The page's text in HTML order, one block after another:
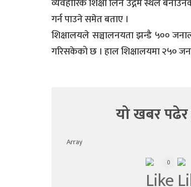
व्यवहारिक शिक्षा लिने उद्गम स्थल
गर्न पाउने समेत बताए ।
शिक्षालयले सञ्चालनयता झन्डै ५००
गरिसकेको छ । हाल शिक्षालयमा २५० जना
यो खबर
Array
0